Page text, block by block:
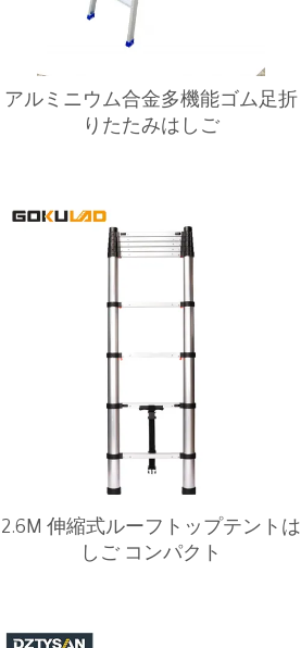
アルミニウム合金多機能ゴム足折
りたたみはしご
2.6M 伸縮式ルーフトップテントは
しご コンパクト